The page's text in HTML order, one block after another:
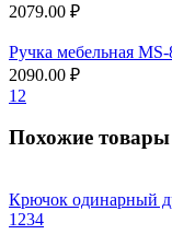
2079.00 ₽
Ручка мебельная
2090.00 ₽
1 2
Похожие товары
Крючок одинарный
1 234